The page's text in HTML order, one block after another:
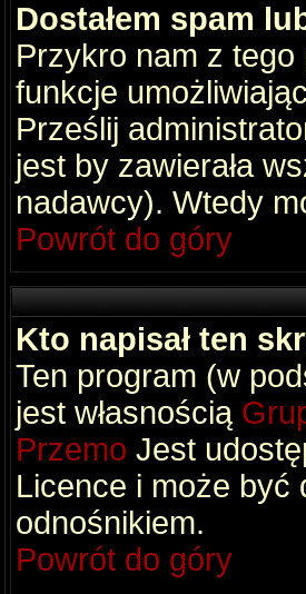
Dostałem spam
Przykro nam z tego
funkcje
Prześlij
jest by zawierała
nadawcy). Wtedy
Powrót do góry
Kto napisał ten
Ten program (w
jest własnością
Przemo Jest
Licence i może być
odnośnikiem.
Powrót do góry